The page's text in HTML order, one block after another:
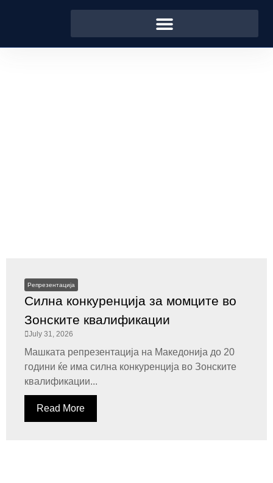
Репрезентација
Силна конкуренција за момците во
Зонските квалификации
July 31, 2026
Машката репрезентација на Македонија до 20
години ќе има силна конкуренција во Зонските
квалификации...
Read More